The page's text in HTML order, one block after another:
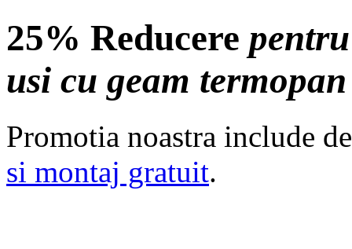
25% Reducere
usi cu geam termopan
Promotia noastra include
si montaj gratuit.